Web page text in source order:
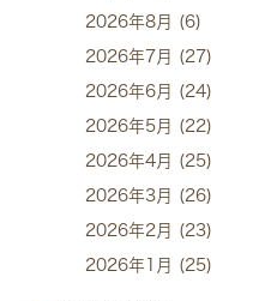
2026年8月 (6)
2026年7月 (27)
2026年6月 (24)
2026年5月 (22)
2026年4月 (25)
2026年3月 (26)
2026年2月 (23)
2026年1月 (25)